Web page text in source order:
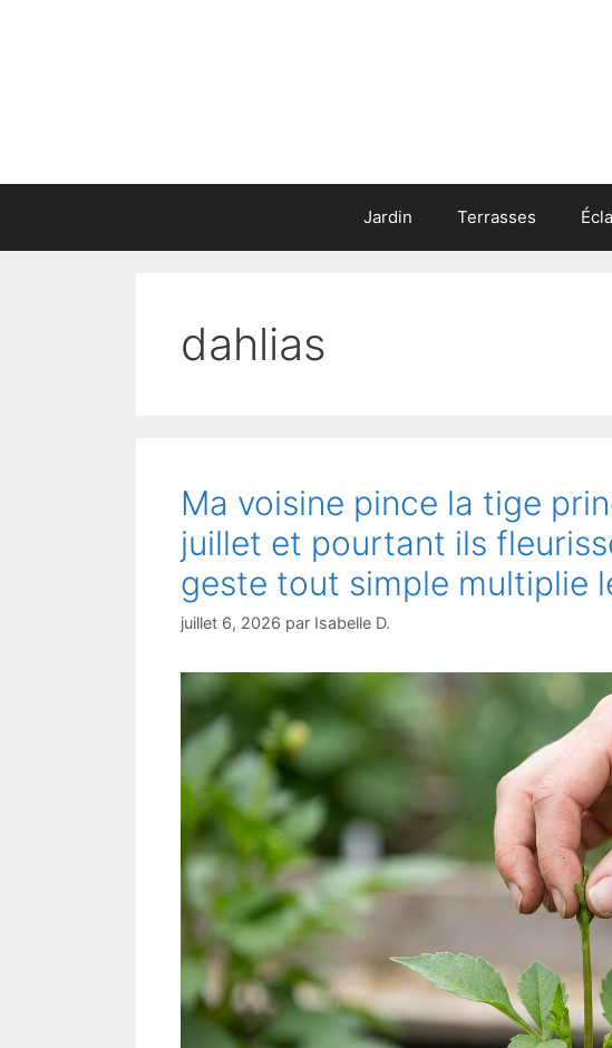
Jardin Terrasses
dahlias
Ma voisine pince la tige
juillet et pourtant ils
geste tout simple multiplie
juillet 6, 2026 par Isabelle D.